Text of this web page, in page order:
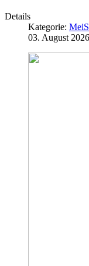
Details
Kategorie:
03. August 2026